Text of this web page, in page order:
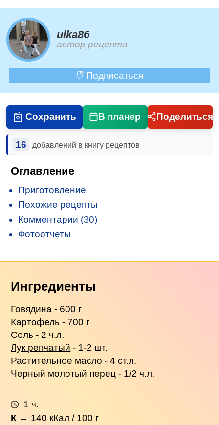
ulka86
автор рецепта
Подписаться
Сохранить В планер Поделиться
16 добавлений в книгу рецептов
Оглавление
Приготовление
Похожие рецепты
Комментарии (30)
Фотоотчеты
Ингредиенты
Говядина - 600 г
Картофель - 700 г
Соль - 2 ч.л.
Лук репчатый - 1-2 шт.
Растительное масло - 4 ст.л.
Черный молотый перец - 1/2 ч.л.
1 ч.
К → 140 кКал / 100 г